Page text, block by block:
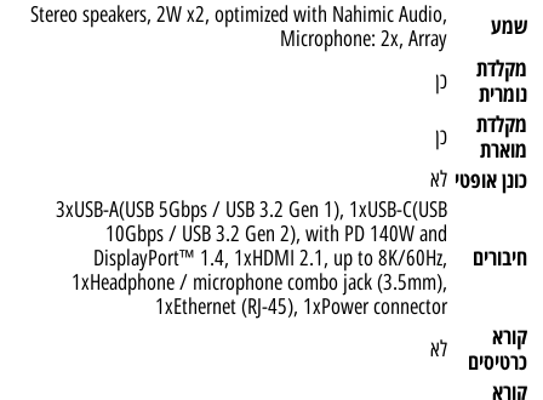
שמע
Stereo speakers, 2W x2, optimized with Nahimic Audio,
Microphone: 2x, Array
מקלדת
נומרית
כן
מקלדת
מוארת
כן
כונן אופטי לא
חיבורים
3xUSB-A(USB 5Gbps / USB 3.2 Gen 1), 1xUSB-C(USB
10Gbps / USB 3.2 Gen 2), with PD 140W and
DisplayPort™ 1.4, 1xHDMI 2.1, up to 8K/60Hz,
1xHeadphone / microphone combo jack (3.5mm),
1xEthernet (RJ-45), 1xPower connector
קורא
כרטיסים
לא
קורא